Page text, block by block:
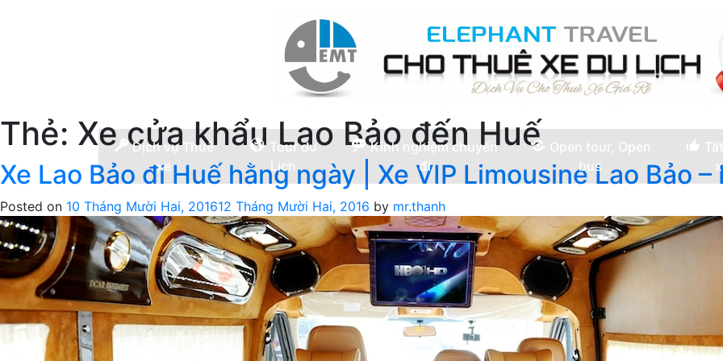
Dịch vụ Thuê
xe
Tour du
Lịch
Kinh nghiệm chuyến
đi
Open tour, Open
bus
Thẻ: Xe cửa khẩu Lao Bảo đến Huế
Xe Lao Bảo đi Huế hằng ngày | Xe VIP Limousine Lao Bảo –
Posted on 10 Tháng Mười Hai, 201612 Tháng Mười Hai, 2016 by mr.thanh